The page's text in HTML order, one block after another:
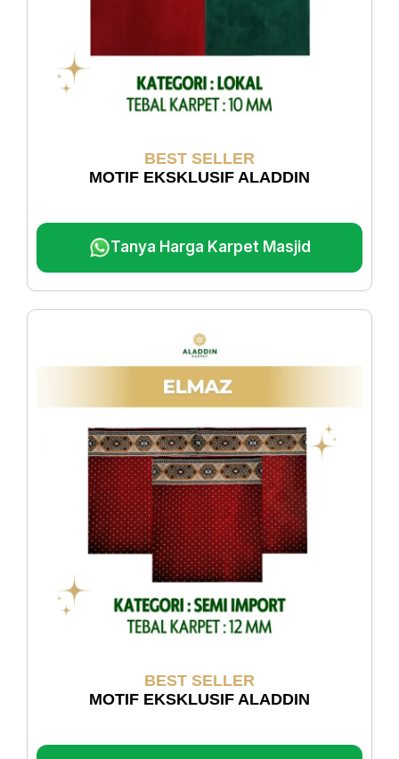
BEST SELLER
MOTIF EKSKLUSIF ALADDIN
Tanya Harga Karpet Masjid
BEST SELLER
MOTIF EKSKLUSIF ALADDIN